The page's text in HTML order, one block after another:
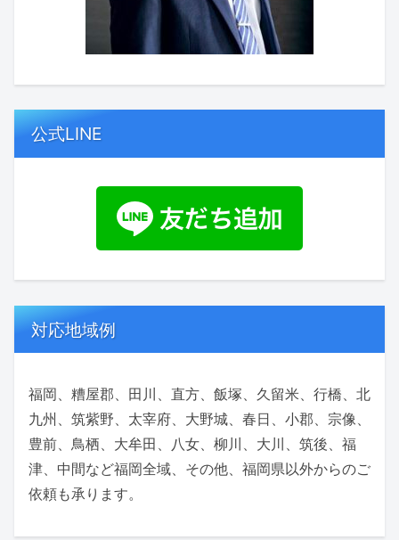
公式LINE
対応地域例
福岡、糟屋郡、田川、直方、飯塚、久留米、行橋、北
九州、筑紫野、太宰府、大野城、春日、小郡、宗像、
豊前、鳥栖、大牟田、八女、柳川、大川、筑後、福
津、中間など福岡全域、その他、福岡県以外からのご
依頼も承ります。